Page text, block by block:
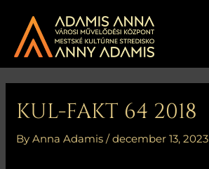
content
KUL-FAKT 64 2018
ByAnna Adamis/december 13, 2023